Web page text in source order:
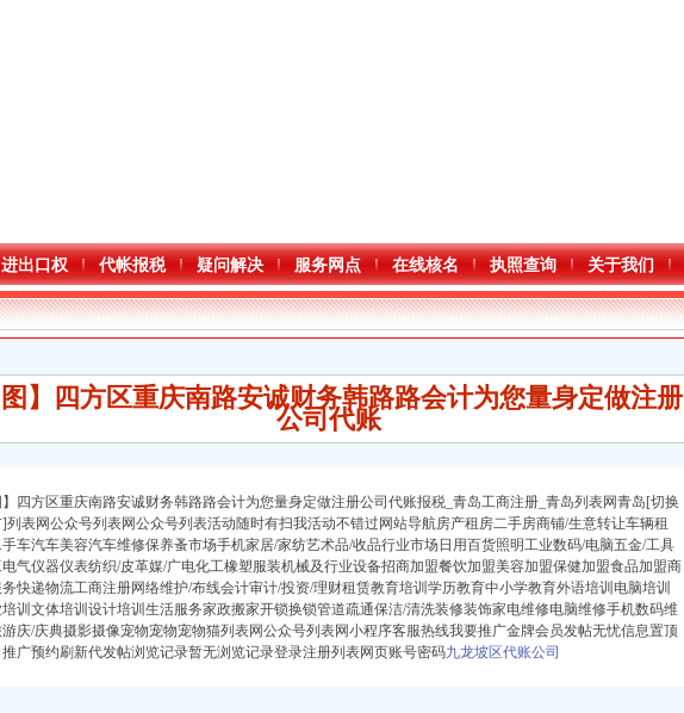
进出口权 代帐报税 疑问解决 服务网点 在线核名 执照查询 关于我们
图】四方区重庆南路安诚财务韩路路会计为您量身定做注册
公司代账
】四方区重庆南路安诚财务韩路路会计为您量身定做注册公司代账报税_青岛工商注册_青岛列表网青岛[切换
列表网公众号列表网公众号列表活动随时有扫我活动不错过网站导航房产租房二手房商铺/生意转让车辆租
车汽车美容汽车维修保养蚤市场手机家居/家纺艺术品/收品行业市场日用百货照明工业数码/电脑五金/工具
电气仪器仪表纺织/皮革媒/广电化工橡塑服装机械及行业设备招商加盟餐饮加盟美容加盟保健加盟食品加盟商
快递物流工商注册网络维护/布线会计审计/投资/理财租赁教育培训学历教育中小学教育外语培训电脑培训
训文体培训设计培训生活服务家政搬家开锁换锁管道疏通保洁/清洗装修装饰家电维修电脑维修手机数码维
庆/庆典摄影摄像宠物宠物宠物猫列表网公众号列表网小程序客服热线我要推广金牌会员发帖无忧信息置顶
推广预约刷新代发帖浏览记录暂无浏览记录登录注册列表网页账号密码九龙坡区代账公司